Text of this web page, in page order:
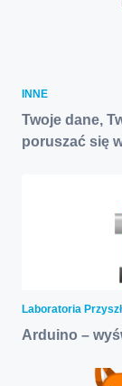
INNE
Twoje dane,
poruszać się
Laboratoria
Arduino –